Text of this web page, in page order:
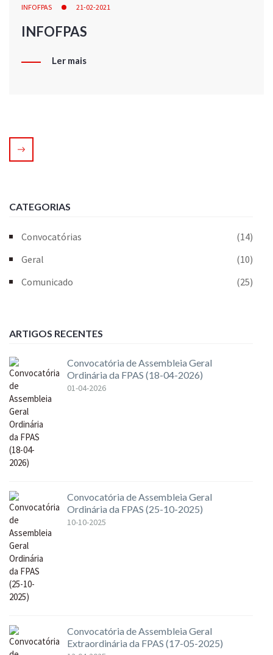
INFOFPAS 21-02-2021
INFOFPAS
Ler mais
CATEGORIAS
Convocatórias
(14)
Geral
(10)
Comunicado
(25)
ARTIGOS RECENTES
Convocatória de Assembleia Geral
Ordinária da FPAS (18-04-2026)
01-04-2026
Convocatória de Assembleia Geral
Ordinária da FPAS (25-10-2025)
10-10-2025
Convocatória de Assembleia Geral
Extraordinária da FPAS (17-05-2025)